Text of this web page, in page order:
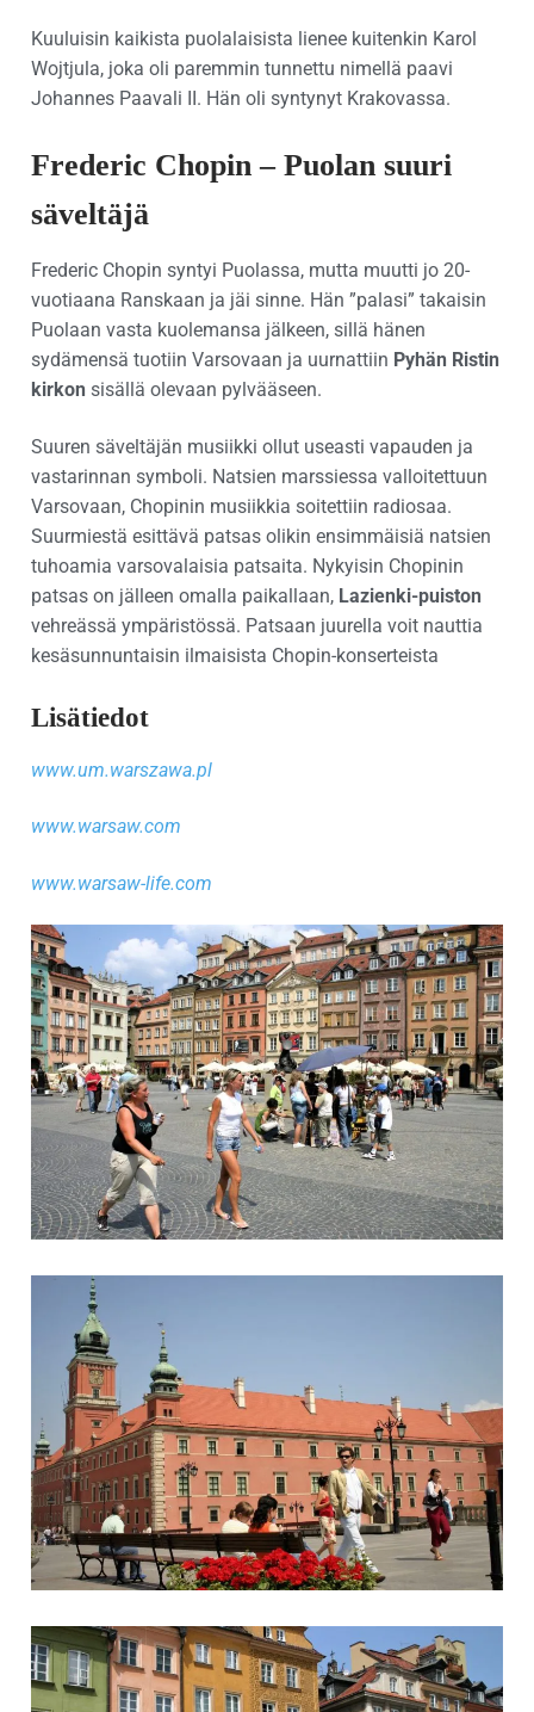
Kuuluisin kaikista puolalaisista lienee kuitenkin Karol
Wojtjula, joka oli paremmin tunnettu nimellä paavi
Johannes Paavali II. Hän oli syntynyt Krakovassa.
Frederic Chopin – Puolan suuri
säveltäjä
Frederic Chopin syntyi Puolassa, mutta muutti jo 20-
vuotiaana Ranskaan ja jäi sinne. Hän ”palasi” takaisin
Puolaan vasta kuolemansa jälkeen, sillä hänen
sydämensä tuotiin Varsovaan ja uurnattiin Pyhän Ristin
kirkon sisällä olevaan pylvääseen.
Suuren säveltäjän musiikki ollut useasti vapauden ja
vastarinnan symboli. Natsien marssiessa valloitettuun
Varsovaan, Chopinin musiikkia soitettiin radiosaa.
Suurmiestä esittävä patsas olikin ensimmäisiä natsien
tuhoamia varsovalaisia patsaita. Nykyisin Chopinin
patsas on jälleen omalla paikallaan, Lazienki-puiston
vehreässä ympäristössä. Patsaan juurella voit nauttia
kesäsunnuntaisin ilmaisista Chopin-konserteista
Lisätiedot
www.um.warszawa.pl
www.warsaw.com
www.warsaw-life.com